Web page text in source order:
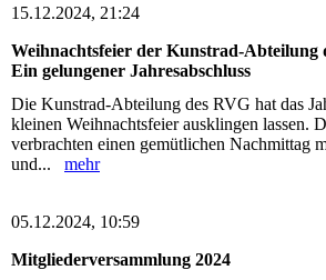
15.12.2024, 21:24
Weihnachtsfeier der Kunstrad-Abteilung
Ein gelungener Jahresabschluss
Die Kunstrad-Abteilung des RVG hat das
kleinen Weihnachtsfeier ausklingen lassen.
verbrachten einen gemütlichen Nachmittag
und... mehr
05.12.2024, 10:59
Mitgliederversammlung 2024